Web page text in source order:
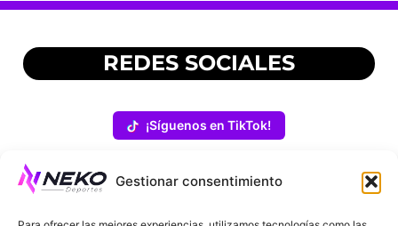
Gestionar consentimiento
REDES SOCIALES
¡Síguenos en TikTok!